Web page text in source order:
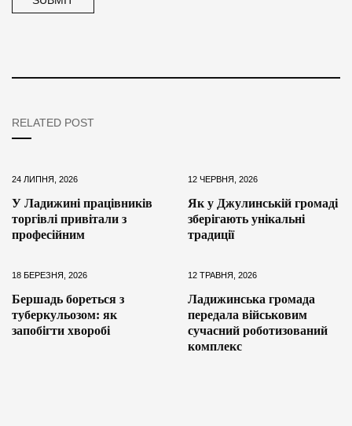
RELATED POST
24 ЛИПНЯ, 2026
У Ладижині працівників
торгівлі привітали з
професійним
12 ЧЕРВНЯ, 2026
Як у Джулинській громаді
зберігають унікальні
традиції
18 БЕРЕЗНЯ, 2026
Бершадь бореться з
туберкульозом: як
запобігти хворобі
12 ТРАВНЯ, 2026
Ладижинська громада
передала військовим
сучасний роботизований
комплекс